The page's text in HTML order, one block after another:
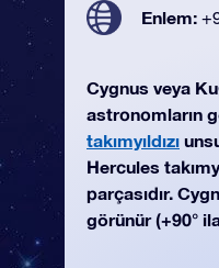
Enlem:
Cygnus veya
astronomların
takımyıldızı
Hercules
parçasıdır.
görünür (+90°